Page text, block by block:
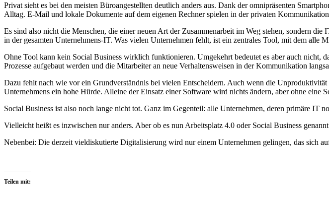
Privat sieht es bei den meisten Büroangestellten deutlich anders aus. Dank der omnipräsenten
Alltag. E-Mail und lokale Dokumente auf dem eigenen Rechner spielen in der privaten
Es sind also nicht die Menschen, die einer neuen Art der Zusammenarbeit im Weg stehen, sondern
in der gesamten Unternehmens-IT. Was vielen Unternehmen fehlt, ist ein zentrales Tool, mit dem
Ohne Tool kann kein Social Business wirklich funktionieren. Umgekehrt bedeutet es aber auch nicht,
Prozesse aufgebaut werden und die Mitarbeiter an neue Verhaltensweisen in der Kommunikation
Dazu fehlt nach wie vor ein Grundverständnis bei vielen Entscheidern. Auch wenn die
Unternehmens ein hohe Hürde. Alleine der Einsatz einer Software wird nichts ändern, aber ohne eine
Social Business ist also noch lange nicht tot. Ganz im Gegenteil: alle Unternehmen, deren primäre IT
Vielleicht heißt es inzwischen nur anders. Aber ob es nun Arbeitsplatz 4.0 oder Social Business
Nebenbei: Die derzeit vieldiskutierte Digitalisierung wird nur einem Unternehmen gelingen, das sich
Teilen mit: